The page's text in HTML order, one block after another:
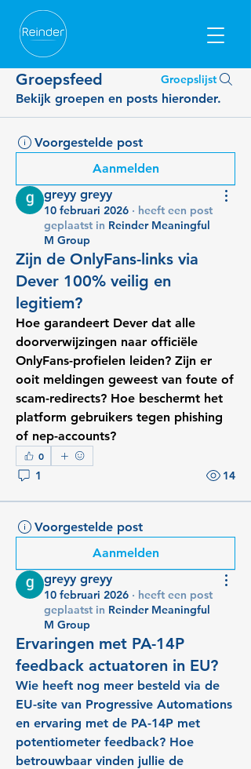
Groepsfeed Groepslijst
Bekijk groepen en posts hieronder.
Voorgestelde post
Aanmelden
greyy greyy
10 februari 2026 · heeft een post
geplaatst in Reinder Meaningful
M Group
Zijn de OnlyFans-links via
Dever 100% veilig en
legitiem?
Hoe garandeert Dever dat alle
doorverwijzingen naar officiële
OnlyFans-profielen leiden? Zijn er
ooit meldingen geweest van foute of
scam-redirects? Hoe beschermt het
platform gebruikers tegen phishing
of nep-accounts?
0
1 14
Voorgestelde post
Aanmelden
greyy greyy
10 februari 2026 · heeft een post
geplaatst in Reinder Meaningful
M Group
Ervaringen met PA-14P
feedback actuatoren in EU?
Wie heeft nog meer besteld via de
EU-site van Progressive Automations
en ervaring met de PA-14P met
potentiometer feedback? Hoe
betrouwbaar vinden jullie de